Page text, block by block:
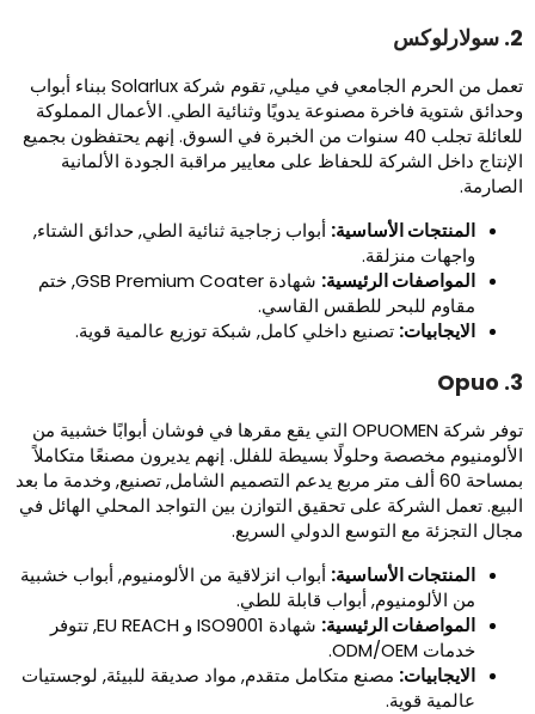
تعمل من الحرم الجامعي في ميلي, تقوم شركة Solarlux ببناء أبواب
شتوية فاخرة مصنوعة يدويًا وثنائية الطي. الأعمال المملوكة
للعائلة تجلب 40 سنوات من الخبرة في السوق. إنهم يحتفظون بجميع
داخل الشركة للحفاظ على معايير مراقبة الجودة الألمانية
المنتجات الأساسية:أبواب زجاجية ثنائية الطي, حدائق الشتاء,
واجهات منزلقة.
المواصفات الرئيسية:
شهادة GSB Premium Coater, ختم
مقاوم للبحر للطقس القاسي.
الايجابيات:تصنيع داخلي كامل, شبكة توزيع عالمية قوية.
توفر شركة OPUOMEN التي يقع مقرها في فوشان أبوابًا خشبية من
مخصصة وحلولًا بسيطة للفلل. إنهم يديرون مصنعًا متكاملاً
بمساحة 60 ألف متر مربع يدعم التصميم الشامل, تصنيع, وخدمة ما بعد
تعمل الشركة على تحقيق التوازن بين التواجد المحلي الهائل في
التجزئة مع التوسع الدولي السريع.
المنتجات الأساسية:أبواب انزلاقية من الألومنيوم, أبواب خشبية
من الألومنيوم, أبواب قابلة للطي.
المواصفات الرئيسية:
شهادة ISO9001 و EU REACH, تتوفر
خدمات ODM/OEM.
الايجابيات:مصنع متكامل متقدم, مواد صديقة للبيئة, لوجستيات
عالمية قوية.